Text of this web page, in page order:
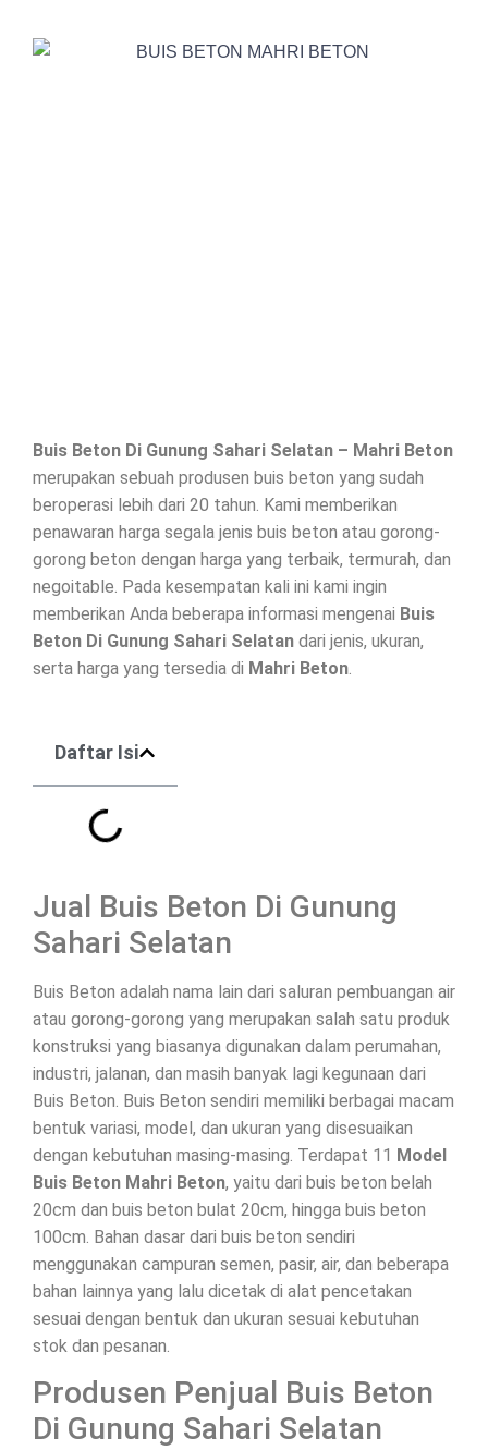
Buis Beton Di Gunung Sahari Selatan – Mahri Beton
merupakan sebuah produsen buis beton yang sudah
beroperasi lebih dari 20 tahun. Kami memberikan
penawaran harga segala jenis buis beton atau gorong-
gorong beton dengan harga yang terbaik, termurah, dan
negoitable. Pada kesempatan kali ini kami ingin
memberikan Anda beberapa informasi mengenai Buis
Beton Di Gunung Sahari Selatan dari jenis, ukuran,
serta harga yang tersedia di Mahri Beton.
Daftar Isi
Jual Buis Beton Di Gunung
Sahari Selatan
Buis Beton adalah nama lain dari saluran pembuangan air
atau gorong-gorong yang merupakan salah satu produk
konstruksi yang biasanya digunakan dalam perumahan,
industri, jalanan, dan masih banyak lagi kegunaan dari
Buis Beton. Buis Beton sendiri memiliki berbagai macam
bentuk variasi, model, dan ukuran yang disesuaikan
dengan kebutuhan masing-masing. Terdapat 11 Model
Buis Beton Mahri Beton, yaitu dari buis beton belah
20cm dan buis beton bulat 20cm, hingga buis beton
100cm. Bahan dasar dari buis beton sendiri
menggunakan campuran semen, pasir, air, dan beberapa
bahan lainnya yang lalu dicetak di alat pencetakan
sesuai dengan bentuk dan ukuran sesuai kebutuhan
stok dan pesanan.
Produsen Penjual Buis Beton
Di Gunung Sahari Selatan